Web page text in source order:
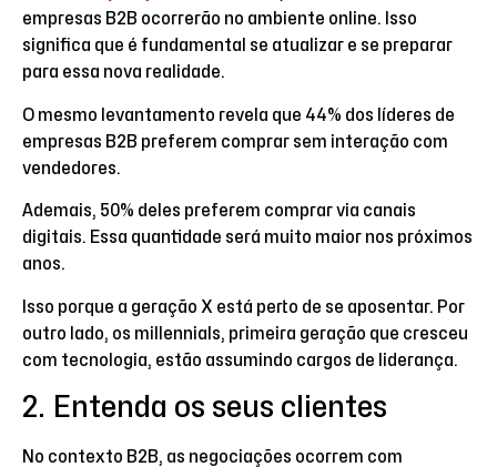
empresas B2B ocorrerão no ambiente online. Isso
significa que é fundamental se atualizar e se preparar
para essa nova realidade.
O mesmo levantamento revela que 44% dos líderes de
empresas B2B preferem comprar sem interação com
vendedores.
Ademais, 50% deles preferem comprar via canais
digitais. Essa quantidade será muito maior nos próximos
anos.
Isso porque a geração X está perto de se aposentar. Por
outro lado, os millennials, primeira geração que cresceu
com tecnologia, estão assumindo cargos de liderança.
2. Entenda os seus clientes
No contexto B2B, as negociações ocorrem com